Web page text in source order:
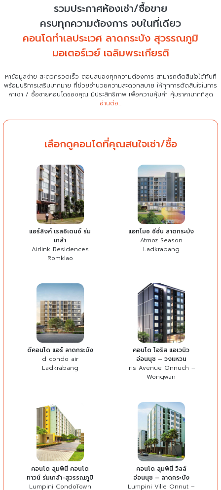
รวมประกาศห้องเช่า/ซื้อขาย
ครบทุกความต้องการ จบในที่เดียว
คอนโดทำเลประเวศ ลาดกระบัง สุวรรณภูมิ
มอเตอร์เวย์ เฉลิมพระเกียรติ
หาข้อมูลง่าย สะดวกรวดเร็ว ตอบสนองทุกความต้องการ สามารถตัดสินใจได้ทันที
พร้อมบริการเสริมมากมาย ที่ช่วยอำนวยความสะดวกสบาย ให้ทุกการตัดสินใจในการ
หาเช่า / ซื้อขายคอนโดของคุณ มีประสิทธิภาพ เพื่อความคุ้มค่า คุ้มราคามากที่สุด
อ่านต่อ...
เลือกดูคอนโดที่คุณสนใจเช่า/ซื้อ
แอร์ลิงค์ เรสซิเดนซ์ ร่ม
เกล้า
Airlink Residences
Romklao
แอทโมซ ซีซั่น ลาดกระบัง
Atmoz Season
Ladkrabang
ดีคอนโด แอร์ ลาดกระบัง
d condo air
Ladkrabang
คอนโด ไอริส แอเวนิว
อ่อนนุช – วงแหวน
Iris Avenue Onnuch –
Wongwan
คอนโด ลุมพินี คอนโด
ทาวน์ ร่มเกล้า-สุวรรณภูมิ
Lumpini CondoTown
คอนโด ลุมพินี วิลล์
อ่อนนุช – ลาดกระบัง
Lumpini Ville Onnut –